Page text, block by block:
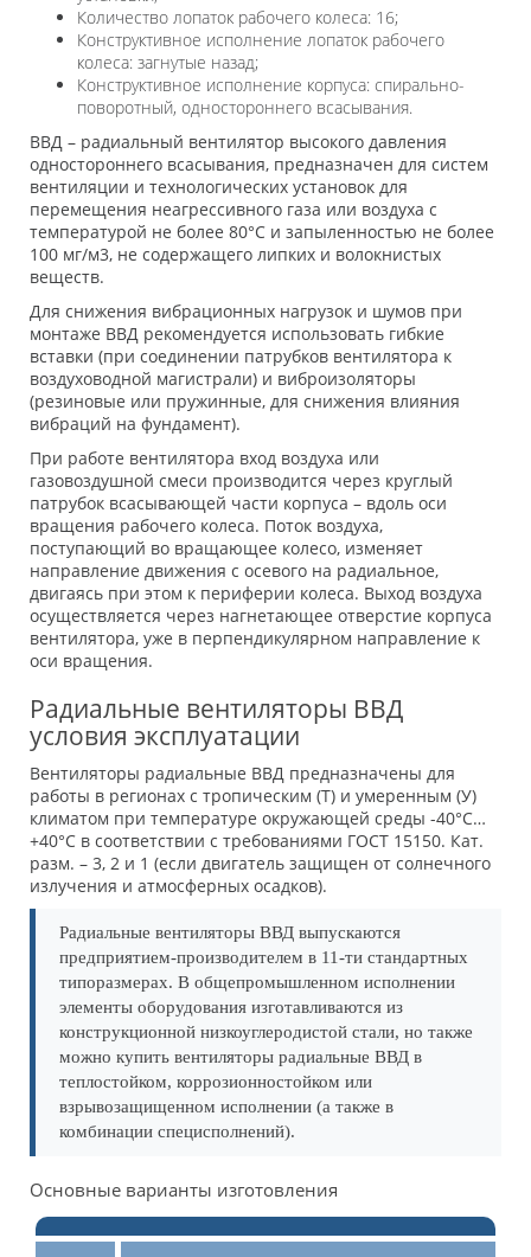
Количество лопаток рабочего колеса: 16;
Конструктивное исполнение лопаток рабочего
колеса: загнутые назад;
Конструктивное исполнение корпуса: спирально-
поворотный, одностороннего всасывания.
ВВД – радиальный вентилятор высокого давления
одностороннего всасывания, предназначен для систем
вентиляции и технологических установок для
перемещения неагрессивного газа или воздуха с
температурой не более 80°С и запыленностью не более
100 мг/м3, не содержащего липких и волокнистых
веществ.
Для снижения вибрационных нагрузок и шумов при
монтаже ВВД рекомендуется использовать гибкие
вставки (при соединении патрубков вентилятора к
воздуховодной магистрали) и виброизоляторы
(резиновые или пружинные, для снижения влияния
вибраций на фундамент).
При работе вентилятора вход воздуха или
газовоздушной смеси производится через круглый
патрубок всасывающей части корпуса – вдоль оси
вращения рабочего колеса. Поток воздуха,
поступающий во вращающее колесо, изменяет
направление движения с осевого на радиальное,
двигаясь при этом к периферии колеса. Выход воздуха
осуществляется через нагнетающее отверстие корпуса
вентилятора, уже в перпендикулярном направление к
оси вращения.
Радиальные вентиляторы ВВД
условия эксплуатации
Вентиляторы радиальные ВВД предназначены для
работы в регионах с тропическим (Т) и умеренным (У)
климатом при температуре окружающей среды -40°С…
+40°С в соответствии с требованиями ГОСТ 15150. Кат.
разм. – 3, 2 и 1 (если двигатель защищен от солнечного
излучения и атмосферных осадков).
Радиальные вентиляторы ВВД выпускаются
предприятием-производителем в 11-ти стандартных
типоразмерах. В общепромышленном исполнении
элементы оборудования изготавливаются из
конструкционной низкоуглеродистой стали, но также
можно купить вентиляторы радиальные ВВД в
теплостойком, коррозионностойком или
взрывозащищенном исполнении (а также в
комбинации специсполнений).
Основные варианты изготовления